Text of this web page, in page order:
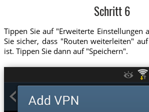
Schritt 6
Tippen Sie auf "Erweiterte Einstellungen
Sie sicher, dass "Routen weiterleiten" auf
ist. Tippen Sie dann auf "Speichern".